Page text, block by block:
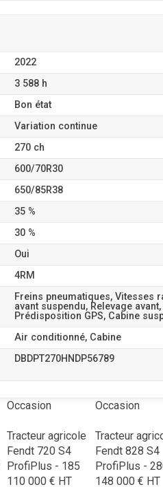
2022
3 588 h
Bon état
Variation continue
270 ch
600/70R30
650/85R38
35 %
30 %
Oui
4RM
Freins pneumatiques, Vitesses
avant suspendu, Relevage avant,
Prédisposition GPS, Cabine
Air conditionné, Cabine
DBDPT270HNDP56789
Occasion
Tracteur agricole
Fendt 720 S4
ProfiPlus - 185
110 000 € HT
Occasion
Tracteur
Fendt 828 S4
ProfiPlus -
148 000 € HT